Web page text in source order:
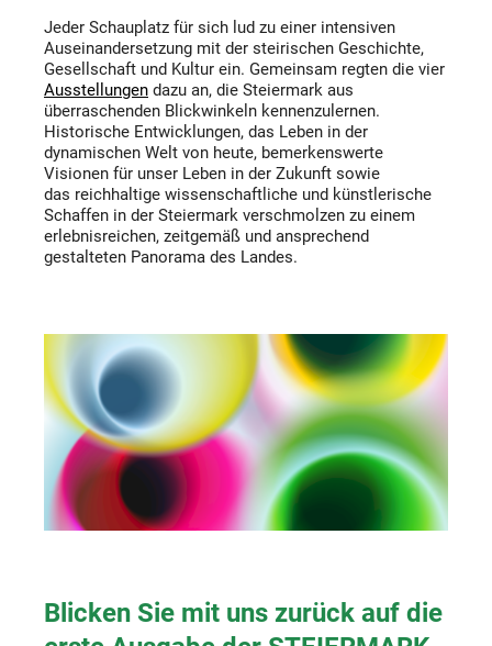
Jeder Schauplatz für sich lud zu einer intensiven
Auseinandersetzung mit der steirischen Geschichte,
Gesellschaft und Kultur ein. Gemeinsam regten die vier
Ausstellungen dazu an, die Steiermark aus
überraschenden Blickwinkeln kennenzulernen.
Historische Entwicklungen, das Leben in der
dynamischen Welt von heute, bemerkenswerte
Visionen für unser Leben in der Zukunft sowie
das reichhaltige wissenschaftliche und künstlerische
Schaffen in der Steiermark verschmolzen zu einem
erlebnisreichen, zeitgemäß und ansprechend
gestalteten Panorama des Landes.
Blicken Sie mit uns zurück auf die